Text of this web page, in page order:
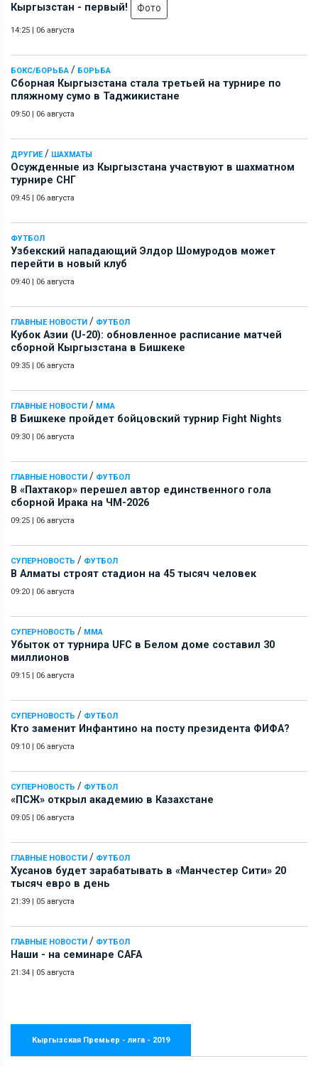
Кыргызстан - первый!
Фото
14:25 | 06 августа
БОКС/БОРЬБА / БОРЬБА
Сборная Кыргызстана стала третьей на турнире по
пляжному сумо в Таджикистане
09:50 | 06 августа
ДРУГИЕ/ ШАХМАТЫ
Осужденные из Кыргызстана участвуют в шахматном
турнире СНГ
09:45 | 06 августа
ФУТБОЛ
Узбекский нападающий Элдор Шомуродов может
перейти в новый клуб
09:40 | 06 августа
ГЛАВНЫЕ НОВОСТИ / ФУТБОЛ
Кубок Азии (U-20): обновленное расписание матчей
сборной Кыргызстана в Бишкеке
09:35 | 06 августа
ГЛАВНЫЕ НОВОСТИ / ММА
В Бишкеке пройдет бойцовский турнир Fight Nights
09:30 | 06 августа
ГЛАВНЫЕ НОВОСТИ / ФУТБОЛ
В «Пахтакор» перешел автор единственного гола
сборной Ирака на ЧМ-2026
09:25 | 06 августа
СУПЕРНОВОСТЬ / ФУТБОЛ
В Алматы строят стадион на 45 тысяч человек
09:20 | 06 августа
СУПЕРНОВОСТЬ / ММА
Убыток от турнира UFC в Белом доме составил 30
миллионов
09:15 | 06 августа
СУПЕРНОВОСТЬ / ФУТБОЛ
Кто заменит Инфантино на посту президента ФИФА?
09:10 | 06 августа
СУПЕРНОВОСТЬ / ФУТБОЛ
«ПСЖ» открыл академию в Казахстане
09:05 | 06 августа
ГЛАВНЫЕ НОВОСТИ / ФУТБОЛ
Хусанов будет зарабатывать в «Манчестер Сити» 20
тысяч евро в день
21:39 | 05 августа
ГЛАВНЫЕ НОВОСТИ / ФУТБОЛ
Наши - на семинаре СAFA
21:34 | 05 августа
Кыргызская Премьер - лига - 2019